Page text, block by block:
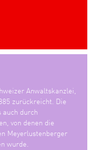
Anwaltskanzlei,
zurückreicht. Die
durch
von denen die
Meyerlustenberger
wurde.